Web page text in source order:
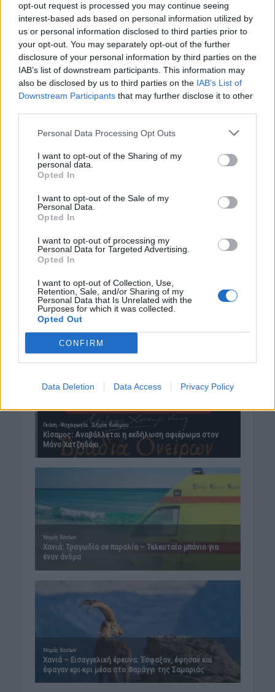
opt-out request is processed you may continue seeing
interest-based ads based on personal information utilized by
us or personal information disclosed to third parties prior to
your opt-out. You may separately opt-out of the further
disclosure of your personal information by third parties on the
IAB’s list of downstream participants. This information may
also be disclosed by us to third parties on the IAB’s List of
Downstream Participants that may further disclose it to other
Personal Data Processing Opt Outs
I want to opt-out of the Sharing of my
personal data.
Opted In
I want to opt-out of the Sale of my
Personal Data.
Opted In
I want to opt-out of processing my
Personal Data for Targeted Advertising.
Opted In
I want to opt-out of Collection, Use,
Retention, Sale, and/or Sharing of my
Personal Data that Is Unrelated with the
Purposes for which it was collected.
Opted Out
CONFIRM
Data Deletion Data Access Privacy Policy